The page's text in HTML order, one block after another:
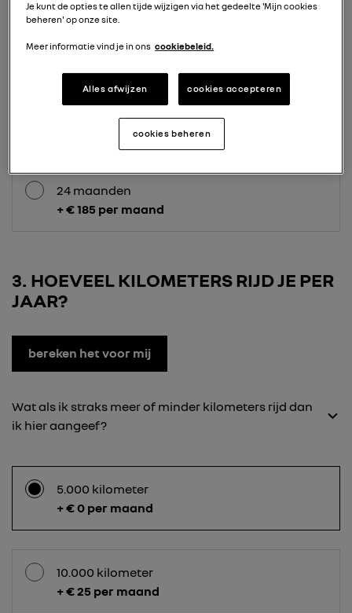
48 maanden
+ € 55 per maand
36 maanden
24 maanden
+ € 185 per maand
3 HOEVEEL KILOMETERS RIJD JE PER
JAAR?
bereken het voor mij
Wat als ik straks meer of minder kilometers rijd dan
ik hier aangeef?
5.000 kilometer
+ € 0 per maand
10.000 kilometer
+ € 25 per maand
Je kunt de opties te allen tijde wijzigen via het gedeelte 'Mijn cookies
beheren' op onze site.
Meer informatie vind je in ons cookiebeleid.
Alles afwijzen cookies accepteren
cookies beheren